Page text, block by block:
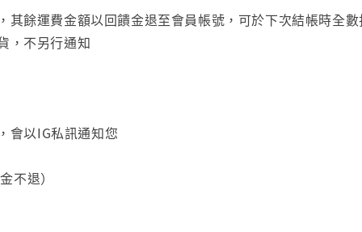
餘運費金額以回饋金退至會員帳號，可於下次結帳時全
，不另行通知
會以IG私訊通知您
不退）